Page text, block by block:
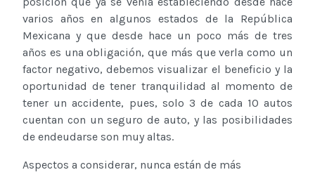
varios años en algunos estados de la República
Mexicana y que desde hace un poco más de tres
años es una obligación, que más que verla como un
factor negativo, debemos visualizar el beneficio y la
oportunidad de tener tranquilidad al momento de
tener un accidente, pues, solo 3 de cada 10 autos
cuentan con un seguro de auto, y las posibilidades
de endeudarse son muy altas.
Aspectos a considerar, nunca están de más